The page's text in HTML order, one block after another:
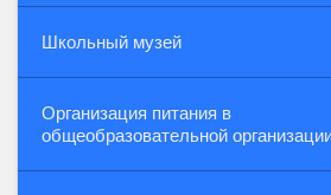
Школьный музей
Организация питания в
общеобразовательной